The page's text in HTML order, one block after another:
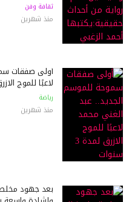
ثقافة وفن
منذ شهرين
أولى صفقات
لاعبًا للموج الازرق
رياضة
منذ شهرين
بعد جهود